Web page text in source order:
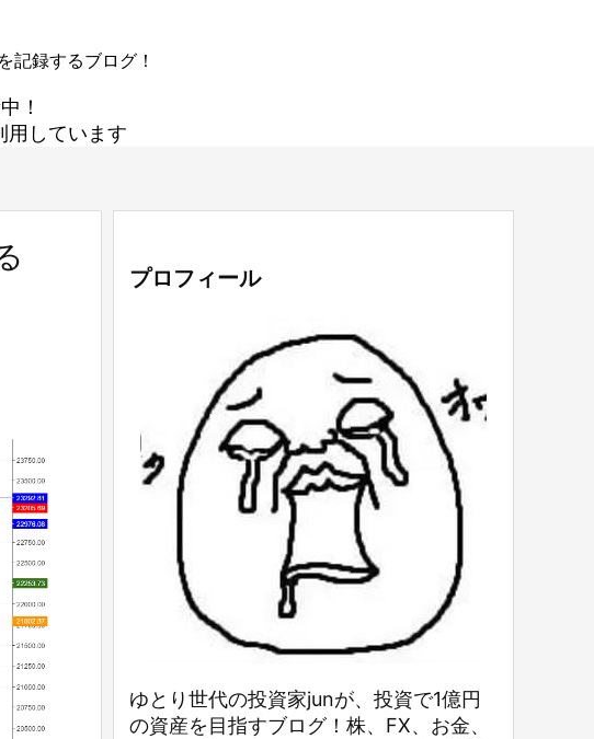
記録するブログ！
！
用しています
プロフィール
ゆとり世代の投資家junが、投資で1億円
の資産を目指すブログ！株、FX、お金、